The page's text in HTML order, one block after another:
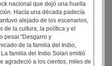
nacional que dejó una huella
Hacía una década padecía
alejado de los escenarios,
de la cultura, la política y el
pesar."Desgarro y
de la familia del Indio,
familia del Indio Solari emitió
agradeció a los cientos, miles de